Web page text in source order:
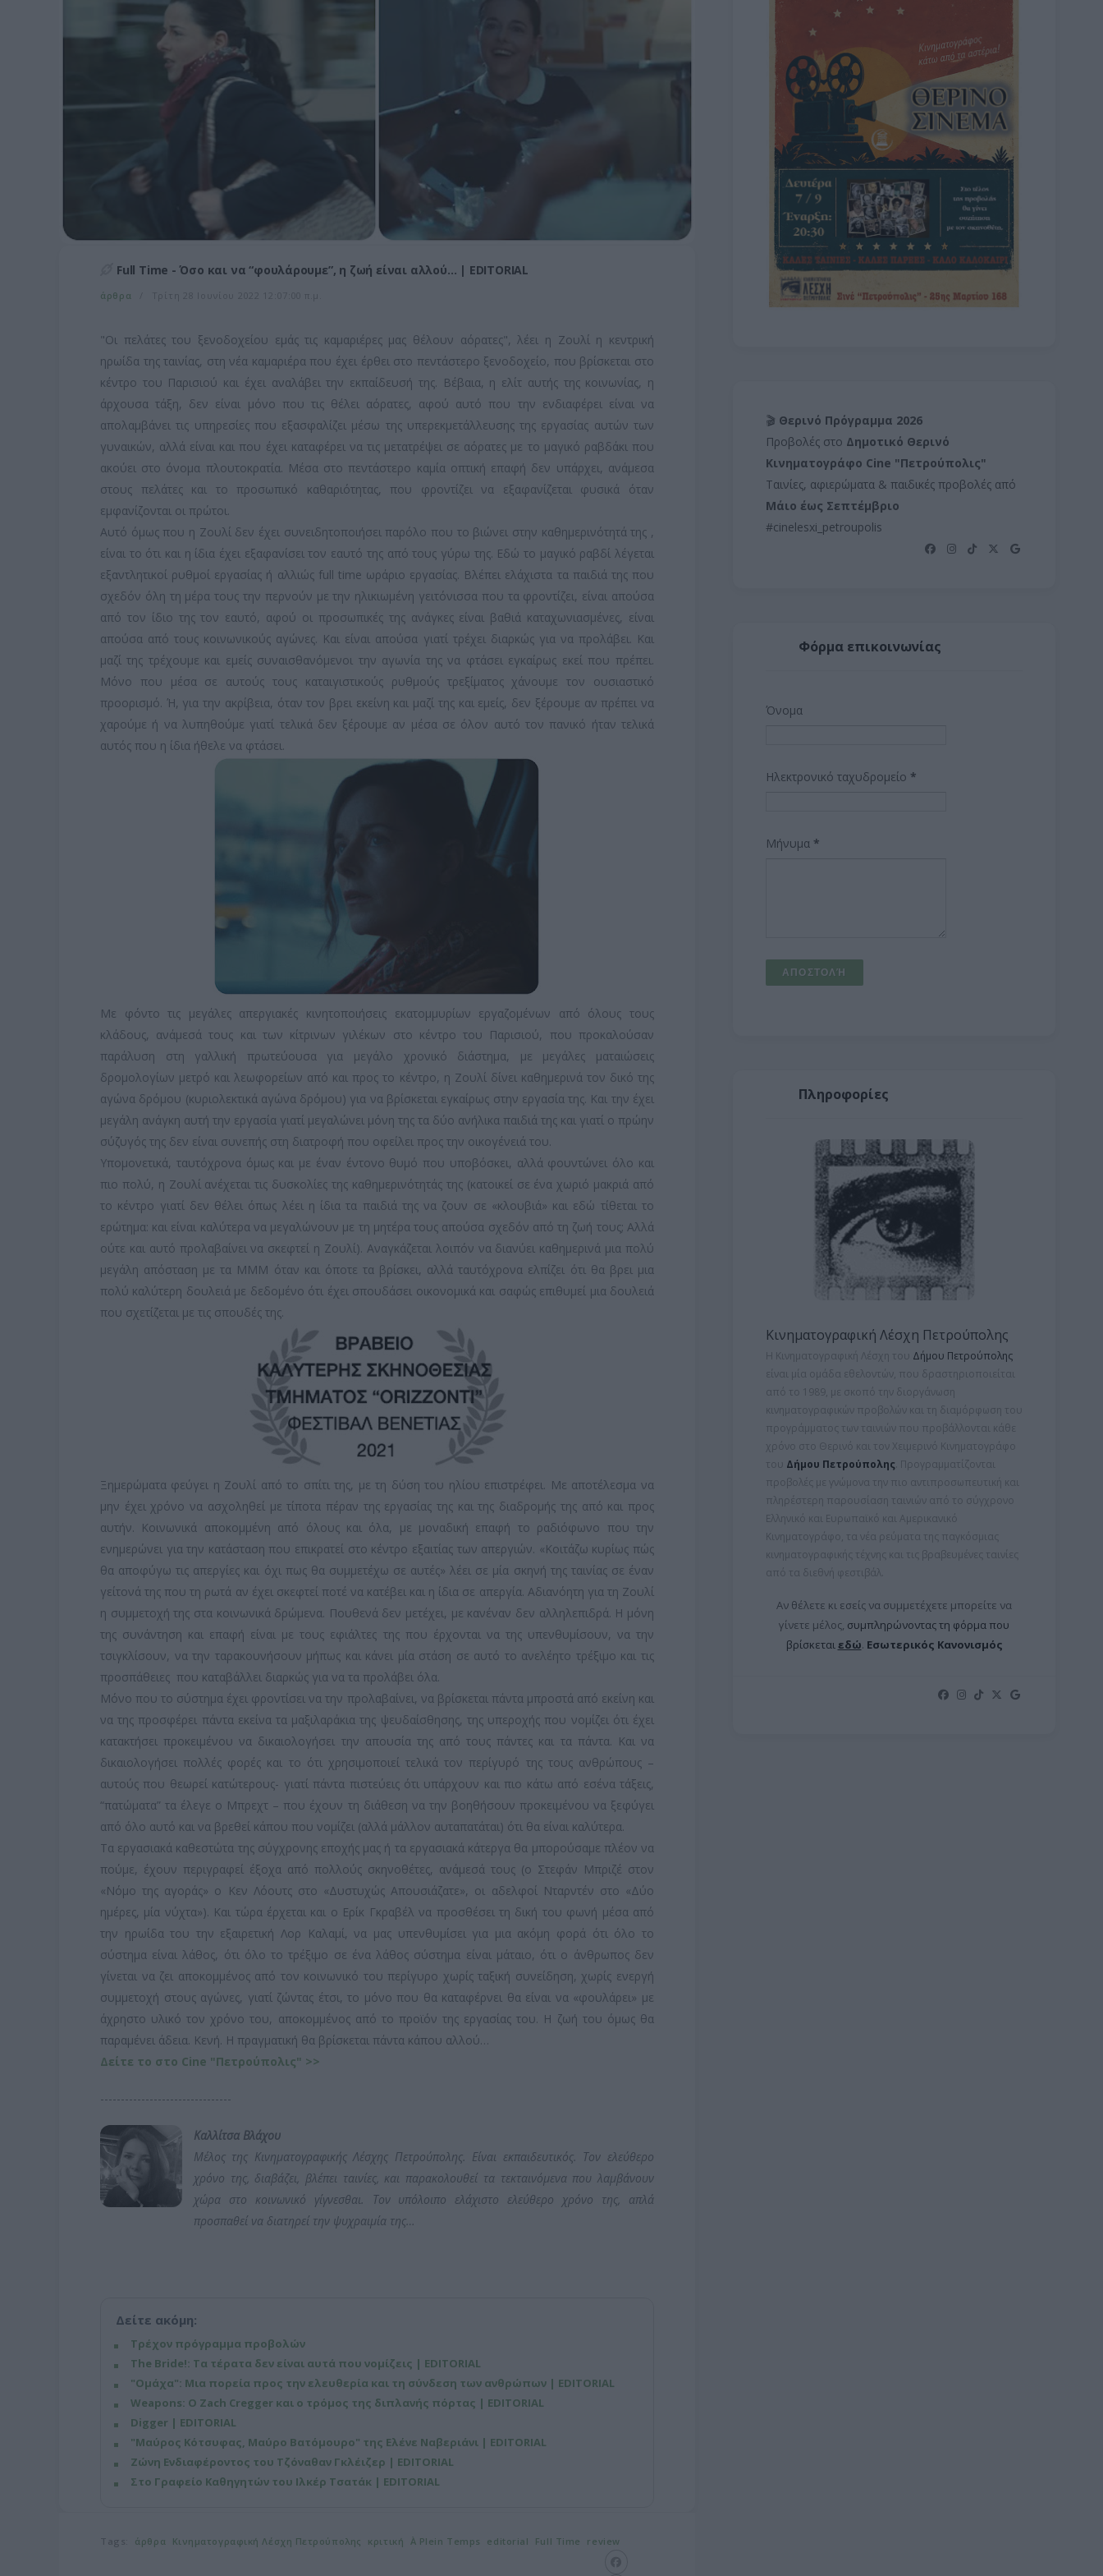
Full Time - Όσο και να “φουλάρουμε”, η ζωή είναι αλλού… | EDITORIAL
άρθρα Τρίτη 28 Ιουνίου 2022 12:07:00 π.μ.
"Oι πελάτες του ξενοδοχείου εμάς τις καμαριέρες μας θέλουν αόρατες", λέει η Ζουλί η κεντρική
ηρωίδα της ταινίας, στη νέα καμαριέρα που έχει έρθει στο πεντάστερο ξενοδοχείο, που βρίσκεται στο
κέντρο του Παρισιού και έχει αναλάβει την εκπαίδευσή της. Βέβαια, η ελίτ αυτής της κοινωνίας, η
άρχουσα τάξη, δεν είναι μόνο που τις θέλει αόρατες, αφού αυτό που την ενδιαφέρει είναι να
απολαμβάνει τις υπηρεσίες που εξασφαλίζει μέσω της υπερεκμετάλλευσης της εργασίας αυτών των
γυναικών, αλλά είναι και που έχει καταφέρει να τις μετατρέψει σε αόρατες με το μαγικό ραβδάκι που
ακούει στο όνομα πλουτοκρατία. Μέσα στο πεντάστερο καμία οπτική επαφή δεν υπάρχει, ανάμεσα
στους πελάτες και το προσωπικό καθαριότητας, που φροντίζει να εξαφανίζεται φυσικά όταν
εμφανίζονται οι πρώτοι.
Αυτό όμως που η Ζουλί δεν έχει συνειδητοποιήσει παρόλο που το βιώνει στην καθημερινότητά της ,
είναι το ότι και η ίδια έχει εξαφανίσει τον εαυτό της από τους γύρω της. Εδώ το μαγικό ραβδί λέγεται
εξαντλητικοί ρυθμοί εργασίας ή αλλιώς full time ωράριο εργασίας. Βλέπει ελάχιστα τα παιδιά της που
σχεδόν όλη τη μέρα τους την περνούν με την ηλικιωμένη γειτόνισσα που τα φροντίζει, είναι απούσα
από τον ίδιο της τον εαυτό, αφού οι προσωπικές της ανάγκες είναι βαθιά καταχωνιασμένες, είναι
απούσα από τους κοινωνικούς αγώνες. Και είναι απούσα γιατί τρέχει διαρκώς για να προλάβει. Και
μαζί της τρέχουμε και εμείς συναισθανόμενοι την αγωνία της να φτάσει εγκαίρως εκεί που πρέπει.
Μόνο που μέσα σε αυτούς τους καταιγιστικούς ρυθμούς τρεξίματος χάνουμε τον ουσιαστικό
προορισμό. Ή, για την ακρίβεια, όταν τον βρει εκείνη και μαζί της και εμείς, δεν ξέρουμε αν πρέπει να
χαρούμε ή να λυπηθούμε γιατί τελικά δεν ξέρουμε αν μέσα σε όλον αυτό τον πανικό ήταν τελικά
αυτός που η ίδια ήθελε να φτάσει.
Με φόντο τις μεγάλες απεργιακές κινητοποιήσεις εκατομμυρίων εργαζομένων από όλους τους
κλάδους, ανάμεσά τους και των κίτρινων γιλέκων στο κέντρο του Παρισιού, που προκαλούσαν
παράλυση στη γαλλική πρωτεύουσα για μεγάλο χρονικό διάστημα, με μεγάλες ματαιώσεις
δρομολογίων μετρό και λεωφορείων από και προς το κέντρο, η Ζουλί δίνει καθημερινά τον δικό της
αγώνα δρόμου (κυριολεκτικά αγώνα δρόμου) για να βρίσκεται εγκαίρως στην εργασία της. Και την έχει
μεγάλη ανάγκη αυτή την εργασία γιατί μεγαλώνει μόνη της τα δύο ανήλικα παιδιά της και γιατί ο πρώην
σύζυγός της δεν είναι συνεπής στη διατροφή που οφείλει προς την οικογένειά του.
Υπομονετικά, ταυτόχρονα όμως και με έναν έντονο θυμό που υποβόσκει, αλλά φουντώνει όλο και
πιο πολύ, η Ζουλί ανέχεται τις δυσκολίες της καθημερινότητάς της (κατοικεί σε ένα χωριό μακριά από
το κέντρο γιατί δεν θέλει όπως λέει η ίδια τα παιδιά της να ζουν σε «κλουβιά» και εδώ τίθεται το
ερώτημα: και είναι καλύτερα να μεγαλώνουν με τη μητέρα τους απούσα σχεδόν από τη ζωή τους; Αλλά
ούτε και αυτό προλαβαίνει να σκεφτεί η Ζουλί). Αναγκάζεται λοιπόν να διανύει καθημερινά μια πολύ
μεγάλη απόσταση με τα ΜΜΜ όταν και όποτε τα βρίσκει, αλλά ταυτόχρονα ελπίζει ότι θα βρει μια
πολύ καλύτερη δουλειά με δεδομένο ότι έχει σπουδάσει οικονομικά και σαφώς επιθυμεί μια δουλειά
που σχετίζεται με τις σπουδές της.
Ξημερώματα φεύγει η Ζουλί από το σπίτι της, με τη δύση του ηλίου επιστρέφει. Με αποτέλεσμα να
μην έχει χρόνο να ασχοληθεί με τίποτα πέραν της εργασίας της και της διαδρομής της από και προς
αυτήν. Κοινωνικά αποκομμένη από όλους και όλα, με μοναδική επαφή το ραδιόφωνο που την
ενημερώνει για την κατάσταση που επικρατεί στο κέντρο εξαιτίας των απεργιών. «Κοιτάζω κυρίως πώς
θα αποφύγω τις απεργίες και όχι πως θα συμμετέχω σε αυτές» λέει σε μία σκηνή της ταινίας σε έναν
γείτονά της που τη ρωτά αν έχει σκεφτεί ποτέ να κατέβει και η ίδια σε απεργία. Αδιανόητη για τη Ζουλί
η συμμετοχή της στα κοινωνικά δρώμενα. Πουθενά δεν μετέχει, με κανέναν δεν αλληλεπιδρά. Η μόνη
της συνάντηση και επαφή είναι με τους εφιάλτες της που έρχονται να της υπενθυμίσουν, να την
τσιγκλίσουν, να την ταρακουνήσουν μήπως και κάνει μία στάση σε αυτό το ανελέητο τρέξιμο και τις
προσπάθειες που καταβάλλει διαρκώς για να τα προλάβει όλα.
Μόνο που το σύστημα έχει φροντίσει να την προλαβαίνει, να βρίσκεται πάντα μπροστά από εκείνη και
να της προσφέρει πάντα εκείνα τα μαξιλαράκια της ψευδαίσθησης, της υπεροχής που νομίζει ότι έχει
κατακτήσει προκειμένου να δικαιολογήσει την απουσία της από τους πάντες και τα πάντα. Και να
δικαιολογήσει πολλές φορές και το ότι χρησιμοποιεί τελικά τον περίγυρό της τους ανθρώπους –
αυτούς που θεωρεί κατώτερους- γιατί πάντα πιστεύεις ότι υπάρχουν και πιο κάτω από εσένα τάξεις,
“πατώματα” τα έλεγε ο Μπρεχτ – που έχουν τη διάθεση να την βοηθήσουν προκειμένου να ξεφύγει
από όλο αυτό και να βρεθεί κάπου που νομίζει (αλλά μάλλον αυταπατάται) ότι θα είναι καλύτερα.
Τα εργασιακά καθεστώτα της σύγχρονης εποχής μας ή τα εργασιακά κάτεργα θα μπορούσαμε πλέον να
πούμε, έχουν περιγραφεί έξοχα από πολλούς σκηνοθέτες, ανάμεσά τους (ο Στεφάν Μπριζέ στον
«Νόμο της αγοράς» ο Κεν Λόουτς στο «Δυστυχώς Απουσιάζατε», οι αδελφοί Νταρντέν στο «Δύο
ημέρες, μία νύχτα»). Και τώρα έρχεται και ο Ερίκ Γκραβέλ να προσθέσει τη δική του φωνή μέσα από
την ηρωίδα του την εξαιρετική Λορ Καλαμί, να μας υπενθυμίσει για μια ακόμη φορά ότι όλο το
σύστημα είναι λάθος, ότι όλο το τρέξιμο σε ένα λάθος σύστημα είναι μάταιο, ότι ο άνθρωπος δεν
γίνεται να ζει αποκομμένος από τον κοινωνικό του περίγυρο χωρίς ταξική συνείδηση, χωρίς ενεργή
συμμετοχή στους αγώνες, γιατί ζώντας έτσι, το μόνο που θα καταφέρνει θα είναι να «φουλάρει» με
άχρηστο υλικό τον χρόνο του, αποκομμένος από το προϊόν της εργασίας του. Η ζωή του όμως θα
παραμένει άδεια. Κενή. Η πραγματική θα βρίσκεται πάντα κάπου αλλού…
Δείτε το στο Cine "Πετρούπολις" >>
--------------------------------
Καλλίτσα Βλάχου
Μέλος της Κινηματογραφικής Λέσχης Πετρούπολης. Είναι εκπαιδευτικός. Τον ελεύθερο
χρόνο της, διαβάζει, βλέπει ταινίες, και παρακολουθεί τα τεκταινόμενα που λαμβάνουν
χώρα στο κοινωνικό γίγνεσθαι. Τον υπόλοιπο ελάχιστο ελεύθερο χρόνο της, απλά
προσπαθεί να διατηρεί την ψυχραιμία της…
Δείτε ακόμη:
Τρέχον πρόγραμμα προβολών
The Bride!: Τα τέρατα δεν είναι αυτά που νομίζεις | EDITORIAL
"Ομάχα": Μια πορεία προς την ελευθερία και τη σύνδεση των ανθρώπων | EDITORIAL
Weapons: Ο Zach Cregger και ο τρόμος της διπλανής πόρτας | EDITORIAL
Digger | EDITORIAL
"Μαύρος Κότσυφας, Μαύρο Βατόμουρο" της Ελένε Ναβεριάνι | EDITORIAL
Ζώνη Ενδιαφέροντος του Τζόναθαν Γκλέιζερ | EDITORIAL
Στο Γραφείο Καθηγητών του Ιλκέρ Τσατάκ | EDITORIAL
Tags: άρθρα Κινηματογραφική Λέσχη Πετρούπολης κριτική À Plein Temps editorial Full Time review
🎬 Θερινό Πρόγραμμα 2026
Προβολές στο Δημοτικό Θερινό
Κινηματογράφο Cine "Πετρούπολις"
Ταινίες, αφιερώματα & παιδικές προβολές από
Μάιο έως Σεπτέμβριο
#cinelesxi_petroupolis
Φόρμα επικοινωνίας
Όνομα
Ηλεκτρονικό ταχυδρομείο *
Μήνυμα *
Πληροφορίες
Κινηματογραφική Λέσχη Πετρούπολης
Η Κινηματογραφική Λέσχη του Δήμου Πετρούπολης
είναι μία ομάδα εθελοντών, που δραστηριοποιείται
από το 1989, με σκοπό την διοργάνωση
κινηματογραφικών προβολών και τη διαμόρφωση του
προγράμματος των ταινιών που προβάλλονται κάθε
χρόνο στο Θερινό και τον Χειμερινό Κινηματογράφο
του Δήμου Πετρούπολης . Προγραμματίζονται
προβολές με γνώμονα την πιο αντιπροσωπευτική και
πληρέστερη παρουσίαση ταινιών από το σύγχρονο
Ελληνικό και Ευρωπαϊκό και Αμερικανικό
Κινηματογράφο, τα νέα ρεύματα της παγκόσμιας
κινηματογραφικής τέχνης και τις βραβευμένες ταινίες
από τα διεθνή φεστιβάλ.
Αν θέλετε κι εσείς να συμμετέχετε μπορείτε να
γίνετε μέλος, συμπληρώνοντας τη φόρμα που
βρίσκεταιεδώ. Εσωτερικός Κανονισμός